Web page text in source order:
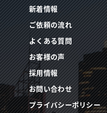
新着情報
ご依頼の流れ
よくある質問
お客様の声
採用情報
お問い合わせ
プライバシーポリシー